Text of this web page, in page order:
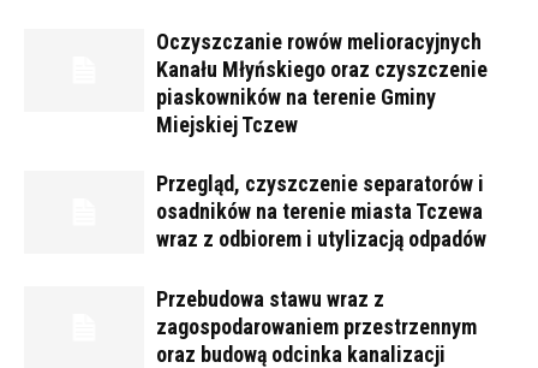
Oczyszczanie rowów melioracyjnych
Kanału Młyńskiego oraz czyszczenie
piaskowników na terenie Gminy
Miejskiej Tczew
Przegląd, czyszczenie separatorów i
osadników na terenie miasta Tczewa
wraz z odbiorem i utylizacją odpadów
Przebudowa stawu wraz z
zagospodarowaniem przestrzennym
oraz budową odcinka kanalizacji